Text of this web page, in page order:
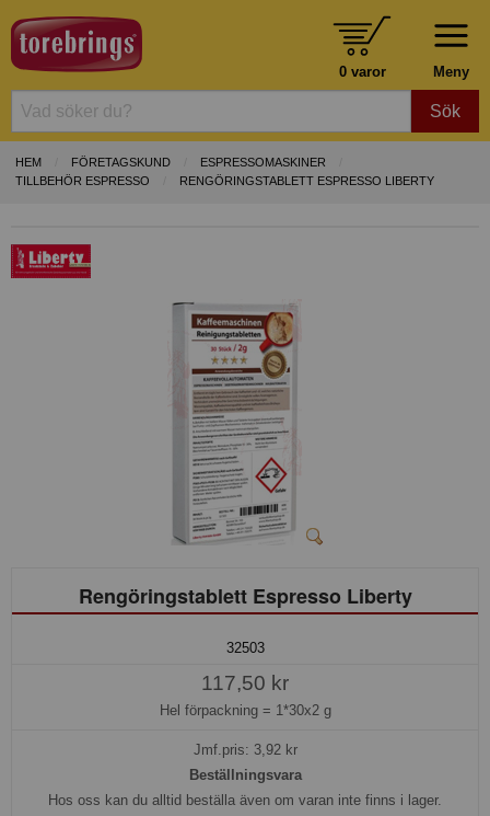
Meny
0 varor
Sök
HEM FÖRETAGSKUND
ESPRESSOMASKINER
TILLBEHÖR ESPRESSO
RENGÖRINGSTABLETT ESPRESSO LIBERTY
Rengöringstablett Espresso Liberty
32503
117,50 kr
Hel förpackning = 1*30x2 g
Jmf.pris: 3,92kr
Beställningsvara
Hos oss kan du alltid beställa även om varan inte finns i lager.